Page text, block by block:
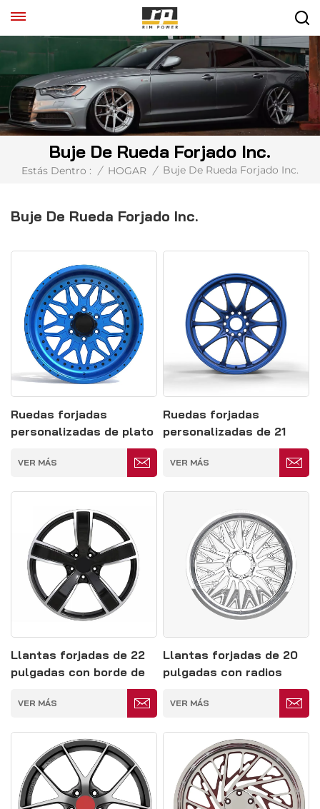
Buje De Rueda Forjado Inc.
Estás Dentro : / HOGAR / Buje De Rueda Forjado Inc.
Buje De Rueda Forjado Inc.
Ruedas forjadas
personalizadas de plato
profundo con pintura
azul completa de 20
VER MÁS
Ruedas forjadas
personalizadas de 21
pulgadas con múltiples
radios y pintura
VER MÁS
Llantas forjadas de 22
pulgadas con borde de
pintura negra brillante,
5 x 130
VER MÁS
Llantas forjadas de 20
pulgadas con radios
profunda, color plata
VER MÁS